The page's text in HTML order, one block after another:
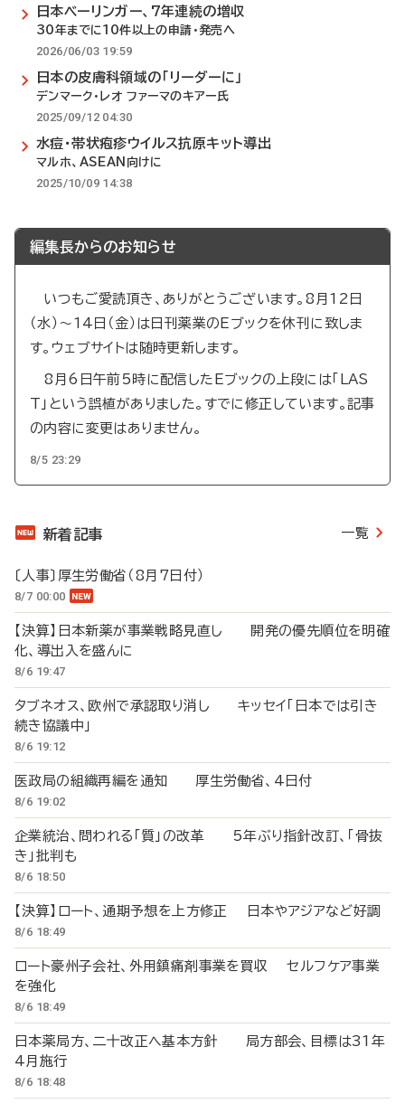
日本ベーリンガー、7年連続の増収
30年までに10件以上の申請・発売へ
2026/06/03 19:59
日本の皮膚科領域の「リーダーに」
デンマーク・レオ ファーマのキアー氏
2025/09/12 04:30
水痘・帯状疱疹ウイルス抗原キット導出
マルホ、ASEAN向けに
2025/10/09 14:38
編集長からのお知らせ
いつもご愛読頂き、ありがとうございます。8月12日
（水）～14日（金）は日刊薬業のEブックを休刊に致しま
す。ウェブサイトは随時更新します。
8月6日午前5時に配信したEブックの上段には「LAS
T」という誤植がありました。すでに修正しています。記事
の内容に変更はありません。
8/5 23:29
新着記事 一覧
〔人事〕厚生労働省（8月7日付）
8/7 00:00
【決算】日本新薬が事業戦略見直し 開発の優先順位を明確
化、導出入を盛んに
8/6 19:47
タブネオス、欧州で承認取り消し キッセイ「日本では引き
続き協議中」
8/6 19:12
医政局の組織再編を通知 厚生労働省、4日付
8/6 19:02
企業統治、問われる「質」の改革 5年ぶり指針改訂、「骨抜
き」批判も
8/6 18:50
【決算】ロート、通期予想を上方修正 日本やアジアなど好調
8/6 18:49
ロート豪州子会社、外用鎮痛剤事業を買収 セルフケア事業
を強化
8/6 18:49
日本薬局方、二十改正へ基本方針 局方部会、目標は31年
4月施行
8/6 18:48